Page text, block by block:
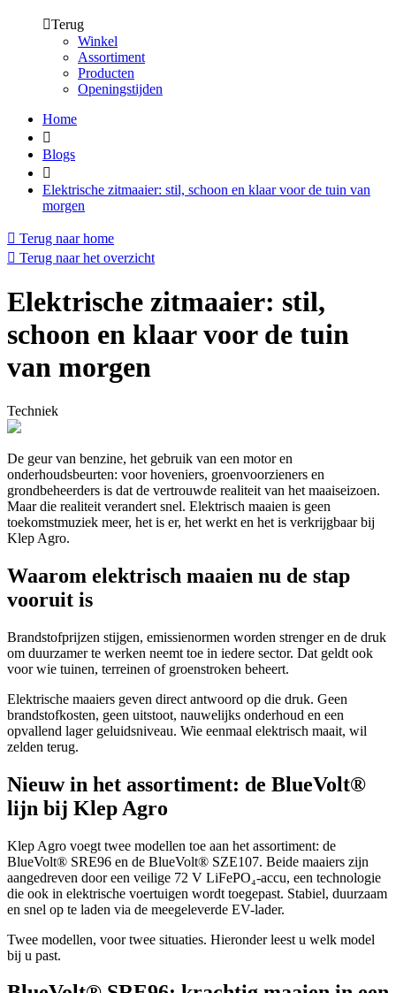
Terug
Winkel
Assortiment
Producten
Openingstijden
Home
Blogs
Elektrische zitmaaier: stil, schoon en klaar voor de tuin van
morgen
Terug naar home
Terug naar het overzicht
Elektrische zitmaaier: stil,
schoon en klaar voor de tuin
van morgen
Techniek
De geur van benzine, het gebruik van een motor en
onderhoudsbeurten: voor hoveniers, groenvoorzieners en
grondbeheerders is dat de vertrouwde realiteit van het maaiseizoen.
Maar die realiteit verandert snel. Elektrisch maaien is geen
toekomstmuziek meer, het is er, het werkt en het is verkrijgbaar bij
Klep Agro.
Waarom elektrisch maaien nu de stap
vooruit is
Brandstofprijzen stijgen, emissienormen worden strenger en de druk
om duurzamer te werken neemt toe in iedere sector. Dat geldt ook
voor wie tuinen, terreinen of groenstroken beheert.
Elektrische maaiers geven direct antwoord op die druk. Geen
brandstofkosten, geen uitstoot, nauwelijks onderhoud en een
opvallend lager geluidsniveau. Wie eenmaal elektrisch maait, wil
zelden terug.
Nieuw in het assortiment: de BlueVolt®
lijn bij Klep Agro
Klep Agro voegt twee modellen toe aan het assortiment: de
BlueVolt® SRE96 en de BlueVolt® SZE107. Beide maaiers zijn
aangedreven door een veilige 72 V LiFePO₄-accu, een technologie
die ook in elektrische voertuigen wordt toegepast. Stabiel, duurzaam
en snel op te laden via de meegeleverde EV-lader.
Twee modellen, voor twee situaties. Hieronder leest u welk model
bij u past.